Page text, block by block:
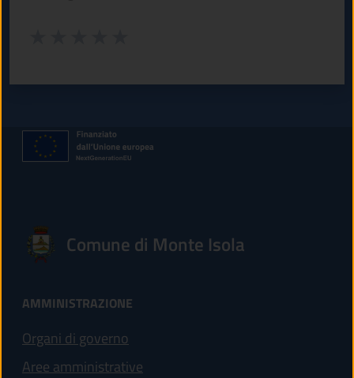
Comune di Monte Isola
AMMINISTRAZIONE
Organi di governo
Aree amministrative